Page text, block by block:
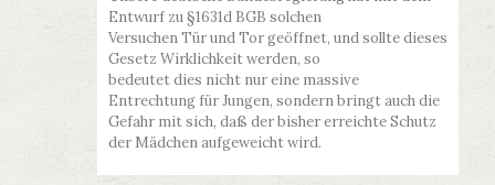
Entwurf zu §1631d BGB solchen
Versuchen Tür und Tor geöffnet, und sollte dieses
Gesetz Wirklichkeit werden, so
bedeutet dies nicht nur eine massive
Entrechtung für Jungen, sondern bringt auch die
Gefahr mit sich, daß der bisher erreichte Schutz
der Mädchen aufgeweicht wird.